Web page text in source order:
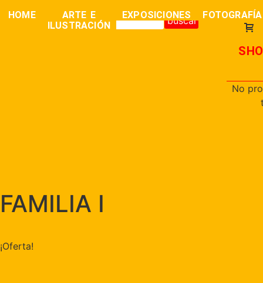
HOME
ARTE E
ILUSTRACIÓN
EXPOSICIONES FOTOGRAFÍA
buscar
0,00€
No
FAMILIA I
¡Oferta!